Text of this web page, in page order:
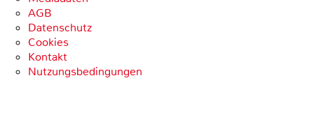
AGB
Datenschutz
Cookies
Kontakt
Nutzungsbedingungen